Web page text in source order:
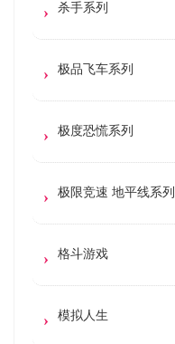
杀手系列
极品飞车系列
极度恐慌系列
极限竞速 地平线系列
格斗游戏
模拟人生